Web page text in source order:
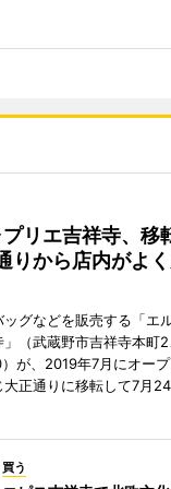
リエ吉祥寺、移
から店内がよく
グなどを販売する「エ
（武蔵野市吉祥寺本町2
が、2019年7月にオープ
正通りに移転して7月
買う